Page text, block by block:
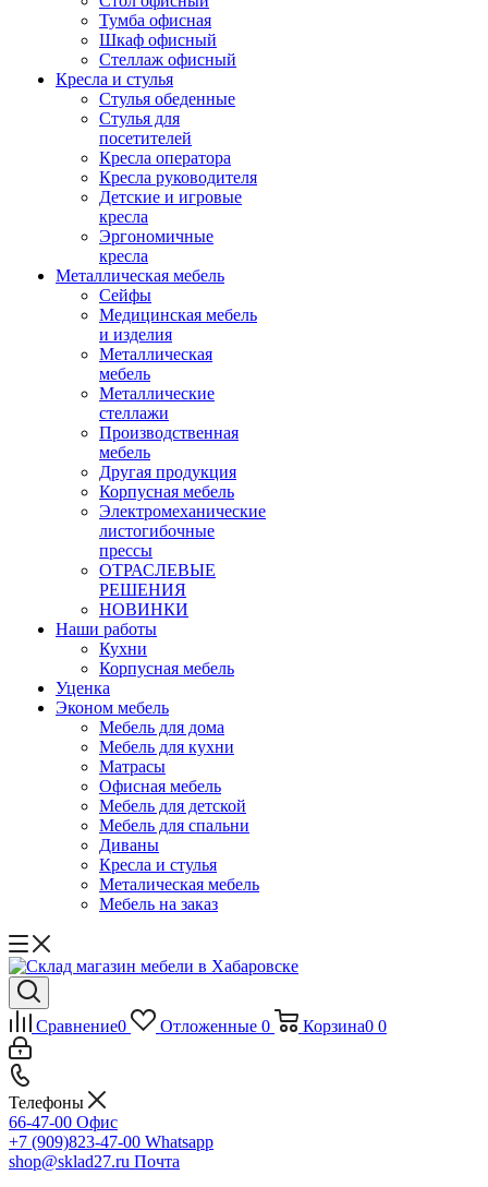
Тумба офисная
Шкаф офисный
Стеллаж офисный
Кресла и стулья
Стулья обеденные
Стулья для
посетителей
Кресла оператора
Кресла руководителя
Детские и игровые
кресла
Эргономичные
кресла
Металлическая мебель
Сейфы
Медицинская мебель
и изделия
Металлическая
мебель
Металлические
стеллажи
Производственная
мебель
Другая продукция
Корпусная мебель
Электромеханические
листогибочные
прессы
ОТРАСЛЕВЫЕ
РЕШЕНИЯ
НОВИНКИ
Наши работы
Кухни
Корпусная мебель
Уценка
Эконом мебель
Мебель для дома
Мебель для кухни
Матрасы
Офисная мебель
Мебель для детской
Мебель для спальни
Диваны
Кресла и стулья
Металическая мебель
Мебель на заказ
Сравнение0 Отложенные 0 Корзина0 0
Телефоны
66-47-00 Офис
+7 (909)823-47-00 Whatsapp
shop@sklad27.ru Почта